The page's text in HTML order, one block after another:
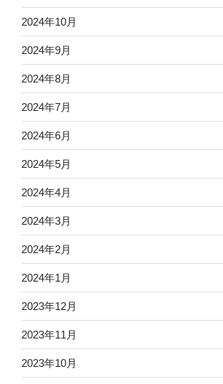
2024年10月
2024年9月
2024年8月
2024年7月
2024年6月
2024年5月
2024年4月
2024年3月
2024年2月
2024年1月
2023年12月
2023年11月
2023年10月